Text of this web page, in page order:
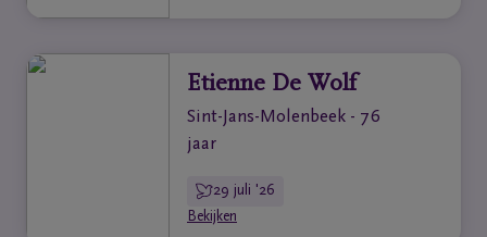
Etienne De Wolf
Sint-Jans-Molenbeek - 76
jaar
29 juli '26
Bekijken